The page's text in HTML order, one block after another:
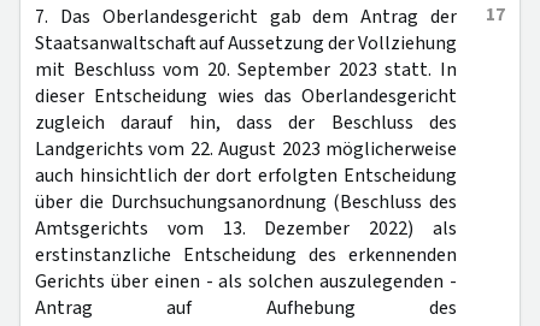
17
7. Das Oberlandesgericht gab dem Antrag der
Staatsanwaltschaft auf Aussetzung der Vollziehung
mit Beschluss vom 20. September 2023 statt. In
dieser Entscheidung wies das Oberlandesgericht
zugleich darauf hin, dass der Beschluss des
Landgerichts vom 22. August 2023 möglicherweise
auch hinsichtlich der dort erfolgten Entscheidung
über die Durchsuchungsanordnung (Beschluss des
Amtsgerichts vom 13. Dezember 2022) als
erstinstanzliche Entscheidung des erkennenden
Gerichts über einen - als solchen auszulegenden -
Antrag auf Aufhebung des